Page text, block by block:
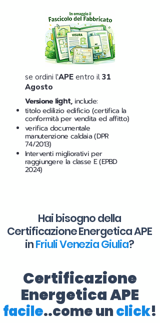
se ordini l'APE entro il 31
Agosto
Versione light,include:
titolo edilizio edificio (certifica la
conformità per vendita ed affitto)
verifica documentale
manutenzione caldaia (DPR
74/2013)
Interventi migliorativi per
raggiungere la classe E (EPBD
2024)
Hai bisogno della
Certificazione Energetica APE
inFriuli Venezia Giulia?
Certificazione
Energetica APE
facile..come unclick!